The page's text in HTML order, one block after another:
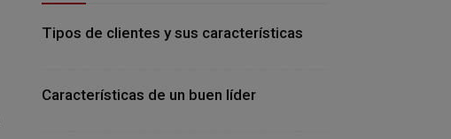
Tipos de clientes y sus características
Características de un buen líder